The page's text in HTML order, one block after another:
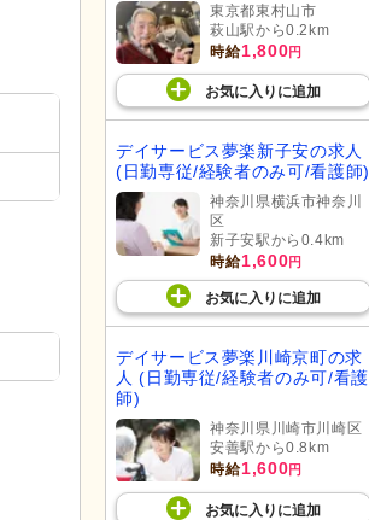
東京都東村山市
萩山駅から0.2km
時給1,800円
お気に入り に追加
デイサービス夢楽新子安の求人
(日勤専従/経験者のみ可/看護師)
神奈川県横浜市神奈川
区
新子安駅から0.4km
時給1,600円
お気に入り に追加
デイサービス夢楽川崎京町の求
人 (日勤専従/経験者のみ可/看護
師)
神奈川県川崎市川崎区
安善駅から0.8km
時給1,600円
お気に入り に追加